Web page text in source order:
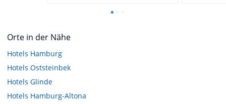
Orte in der Nähe
Hotels Hamburg
Hotels Oststeinbek
Hotels Glinde
Hotels Hamburg-Altona